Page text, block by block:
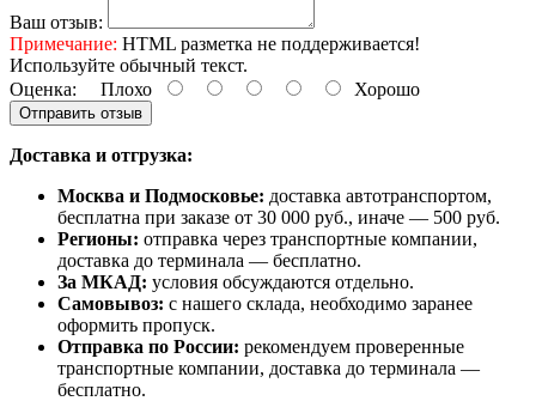
Ваш отзыв:
Примечание: HTML разметка не поддерживается!
Используйте обычный текст.
Оценка: Плохо Хорошо
Отправить отзыв
Доставка и отгрузка:
Москва и Подмосковье: доставка автотранспортом,
бесплатна при заказе от 30 000 руб., иначе — 500 руб.
Регионы: отправка через транспортные компании,
доставка до терминала — бесплатно.
За МКАД: условия обсуждаются отдельно.
Самовывоз: с нашего склада, необходимо заранее
оформить пропуск.
Отправка по России: рекомендуем проверенные
транспортные компании, доставка до терминала —
бесплатно.